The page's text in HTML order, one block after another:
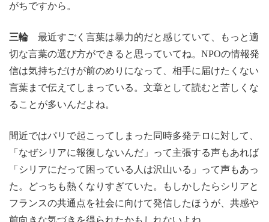
がちですから。
三輪最近すごく言葉は暴力的だと感じていて、もっと適
切な言葉の選び方ができると思っていてね。NPOの情報発
信は気持ちだけが前のめりになって、相手に届けたくない
言葉まで伝えてしまっている。文章として読むと苦しくな
ることが多いんだよね。
間近ではパリで起こってしまった同時多発テロに対して、
「なぜシリアに報復しないんだ」って主張する声もあれば
「シリアにだって困っている人は沢山いる」って声もあっ
た。どっちも熱くなりすぎていた。もしかしたらシリアと
フランスの共通点を社会に向けて発信したほうが、共感や